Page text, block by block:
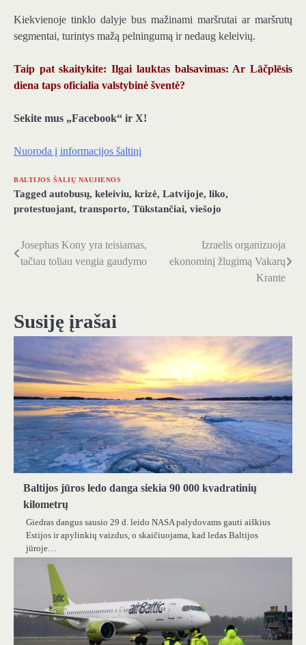
Kiekvienoje tinklo dalyje bus mažinami maršrutai ar maršrutų
segmentai, turintys mažą pelningumą ir nedaug keleivių.
Taip pat skaitykite: Ilgai lauktas balsavimas: Ar Lāčplēsis
diena taps oficialia valstybinė šventė?
Sekite mus „Facebook“ ir X!
Nuoroda į informacijos šaltinį
BALTIJOS ŠALIŲ NAUJIENOS
Tagged autobusų, keleiviu, krizė, Latvijoje, liko,
protestuojant, transporto, Tūkstančiai, viešojo
Navigacija
Josephas Kony yra teisiamas,
tačiau toliau vengia gaudymo
Izraelis organizuoja
ekonominį žlugimą Vakarų
Krante
Susiję įrašai
Baltijos jūros ledo danga siekia 90 000 kvadratinių
kilometrų
Giedras dangus sausio 29 d. leido NASA palydovams gauti aiškius
Estijos ir apylinkių vaizdus, ​​o skaičiuojama, kad ledas Baltijos
jūroje…